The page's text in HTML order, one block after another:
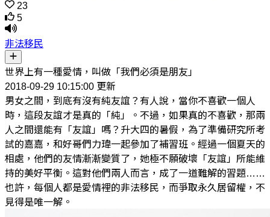
23
5
非法移民
世界上有一種愛情，叫做「我們必須是朋友」
2018-09-29 10:15:00 更新
男女之間，到底有沒有純友誼？有人說，當你不喜歡一個人
時，這段友誼才是真的「純」。不過，如果真的不喜歡，那兩
人之間還能有「友誼」嗎？升大四的暑假，為了準備研究所考
試的嘉嘉，和好哥們力瑋一起參加了補習班。經過一個夏天的
相處，他們的友情漸漸變質了，她極不願破壞「友誼」所能維
持的美好平衡。這對他們兩人而言，成了一道難解的習題……
也許，每個人都是愛情裡的非法移民，而爭取永久居留權，不
見得是唯一解。